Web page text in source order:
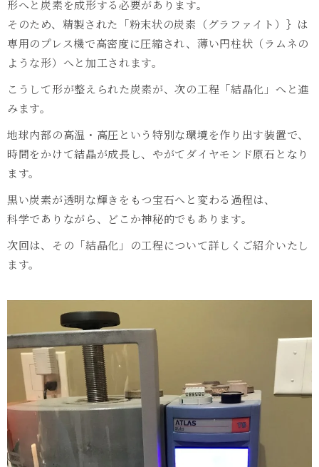
形へと炭素を成形する必要があります。
そのため、精製された「粉末状の炭素（グラファイト）｝は
専用のプレス機で高密度に圧縮され、薄い円柱状（ラムネの
ような形）へと加工されます。
こうして形が整えられた炭素が、次の工程「結晶化」へと進
みます。
地球内部の高温・高圧という特別な環境を作り出す装置で、
時間をかけて結晶が成長し、やがてダイヤモンド原石となり
ます。
黒い炭素が透明な輝きをもつ宝石へと変わる過程は、
科学でありながら、どこか神秘的でもあります。
次回は、その「結晶化」の工程について詳しくご紹介いたし
ます。